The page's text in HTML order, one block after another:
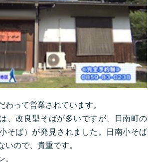
わって営業されています。
、改良型そばが多いですが、日南町の
そば）が発見されました。日南小そば
いので、貴重です。
。